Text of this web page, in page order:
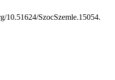
10.51624/SzocSzemle.15054.